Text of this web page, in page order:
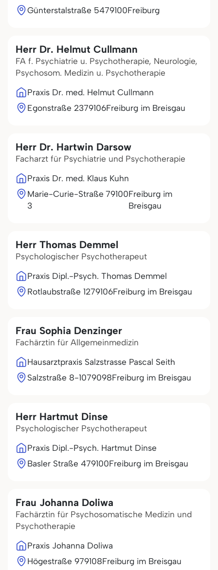
Günterstalstraße 5479100Freiburg
Herr Dr. Helmut Cullmann
FA f. Psychiatrie u. Psychotherapie, Neurologie,
Psychosom. Medizin u. Psychotherapie
Praxis Dr. med. Helmut Cullmann
Egonstraße 2379106Freiburg im Breisgau
Herr Dr. Hartwin Darsow
Facharzt für Psychiatrie und Psychotherapie
Praxis Dr. med. Klaus Kuhn
Marie-Curie-Straße
3
79100Freiburg im
Breisgau
Herr Thomas Demmel
Psychologischer Psychotherapeut
Praxis Dipl.-Psych. Thomas Demmel
Rotlaubstraße 1279106Freiburg im Breisgau
Frau Sophia Denzinger
Fachärztin für Allgemeinmedizin
Hausarztpraxis Salzstrasse Pascal Seith
Salzstraße 8-1079098Freiburg im Breisgau
Herr Hartmut Dinse
Psychologischer Psychotherapeut
Praxis Dipl.-Psych. Hartmut Dinse
Basler Straße 479100Freiburg im Breisgau
Frau Johanna Doliwa
Fachärztin für Psychosomatische Medizin und
Psychotherapie
Praxis Johanna Doliwa
Högestraße 979108Freiburg im Breisgau